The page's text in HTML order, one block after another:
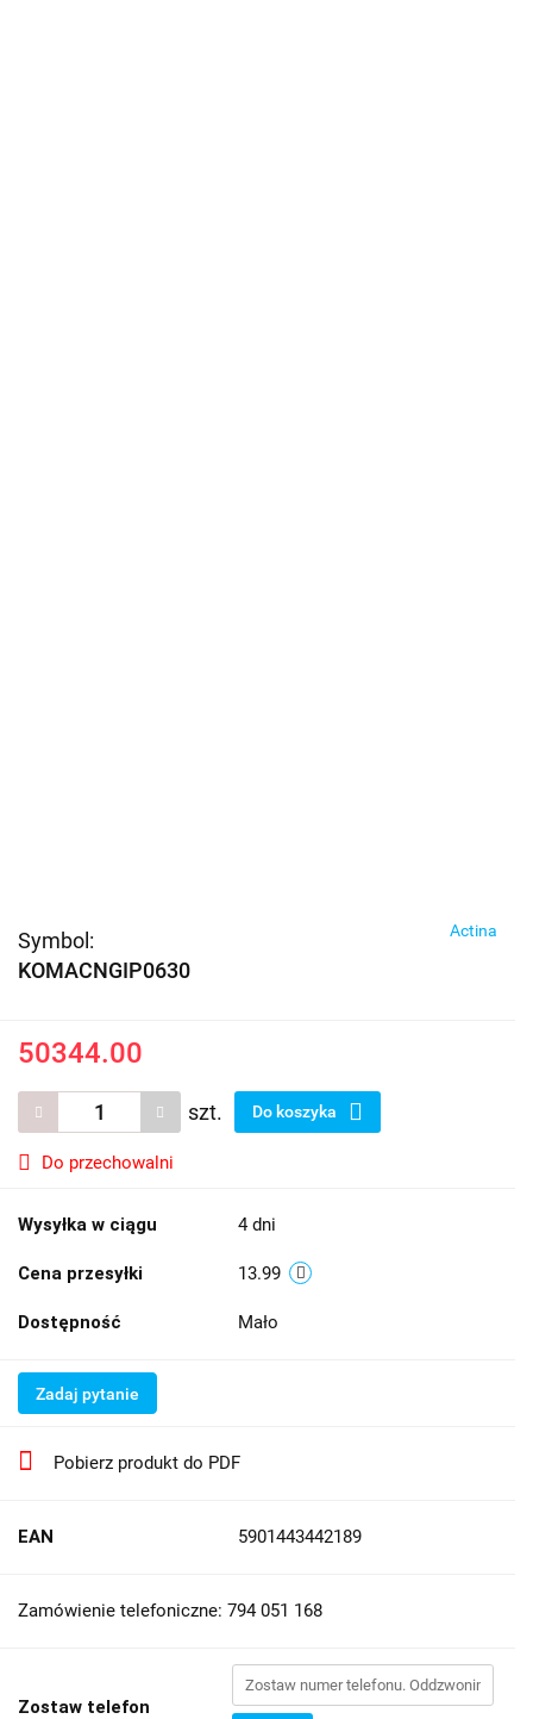
Symbol:
KOMACNGIP0630
Actina
50344.00
szt. Do koszyka
Do przechowalni
Wysyłka w ciągu 4 dni
Cena przesyłki 13.99
Dostępność Mało
Zadaj pytanie
Pobierz produkt do PDF
EAN 5901443442189
Zamówienie telefoniczne: 794 051 168
Zostaw telefon